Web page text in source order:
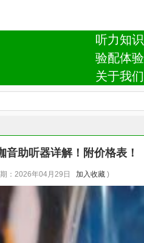
听力知识
验配体验
关于我们
助听器详解！附价格表！
：2026年04月29日 加入收藏)